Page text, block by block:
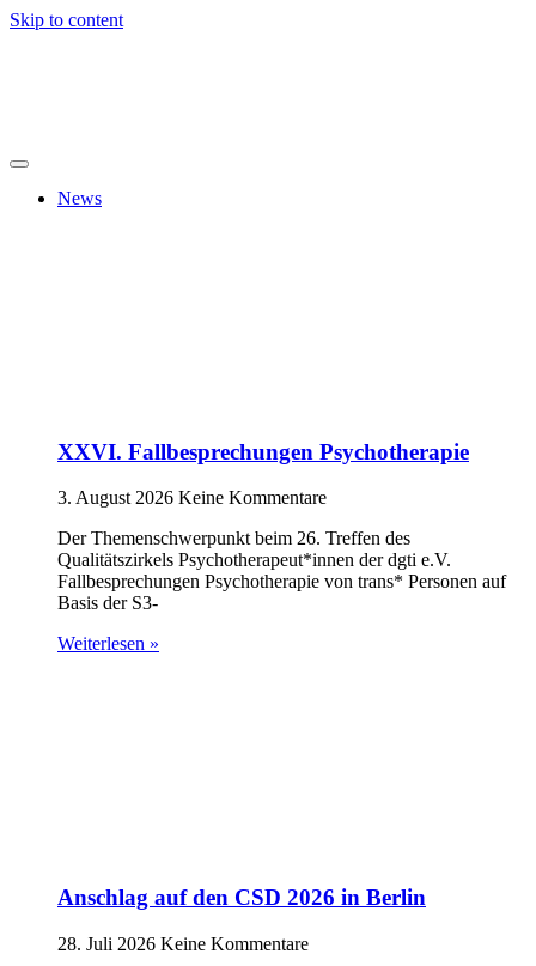
Skip to content
News
XXVI. Fallbesprechungen Psychotherapie
3. August 2026 Keine Kommentare
Der Themenschwerpunkt beim 26. Treffen des
Qualitätszirkels Psychotherapeut*innen der dgti e.V.
Fallbesprechungen Psychotherapie von trans* Personen auf
Basis der S3-
Weiterlesen »
Anschlag auf den CSD 2026 in Berlin
28. Juli 2026 Keine Kommentare